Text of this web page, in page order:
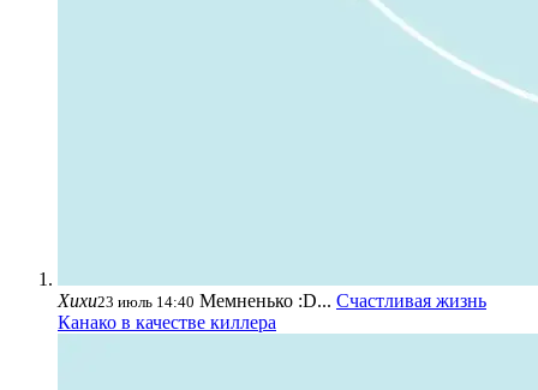
Хихи23 июль 14:40 Мемненько :D... Счастливая жизнь
Канако в качестве киллера